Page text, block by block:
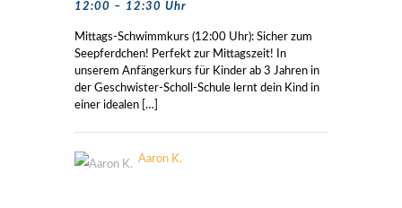
12:00 – 12:30 Uhr
Mittags-Schwimmkurs (12:00 Uhr): Sicher zum
Seepferdchen! Perfekt zur Mittagszeit! In
unserem Anfängerkurs für Kinder ab 3 Jahren in
der Geschwister-Scholl-Schule lernt dein Kind in
einer idealen […]
Aaron K.